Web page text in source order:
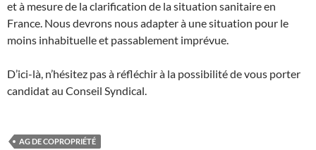
et à mesure de la clarification de la situation sanitaire en
France. Nous devrons nous adapter à une situation pour le
moins inhabituelle et passablement imprévue.
D’ici-là, n’hésitez pas à réfléchir à la possibilité de vous porter
candidat au Conseil Syndical.
AG DE COPROPRIÉTÉ